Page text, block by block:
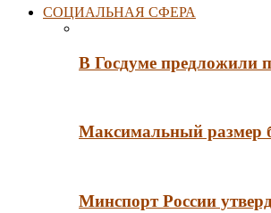
СОЦИАЛЬНАЯ СФЕРА
В Госдуме предложили
Максимальный размер
Минспорт России